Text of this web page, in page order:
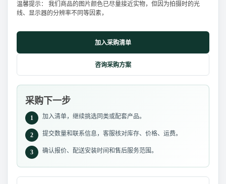
温馨提示： 我们商品的图片颜色已尽量接近实物，但因为拍摄时的光
线、显示器的分辨率不同等因素，
加入采购清单
咨询采购方案
采购下一步
1 加入清单，继续挑选同类或配套产品。
2 提交数量和联系信息，客服核对库存、价格、运费。
3 确认报价、配送安装时间和售后服务范围。